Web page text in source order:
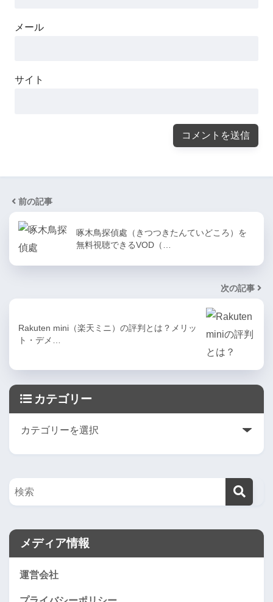
メール
サイト
前の記事
啄木鳥探偵處（きつつきたんていどころ）を
無料視聴できるVOD（…
次の記事
Rakuten mini（楽天ミニ）の評判とは？メリッ
ト・デメ…
カテゴリー
メディア情報
運営会社